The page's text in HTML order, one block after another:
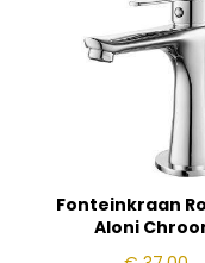
Fonteinkraan
Aloni